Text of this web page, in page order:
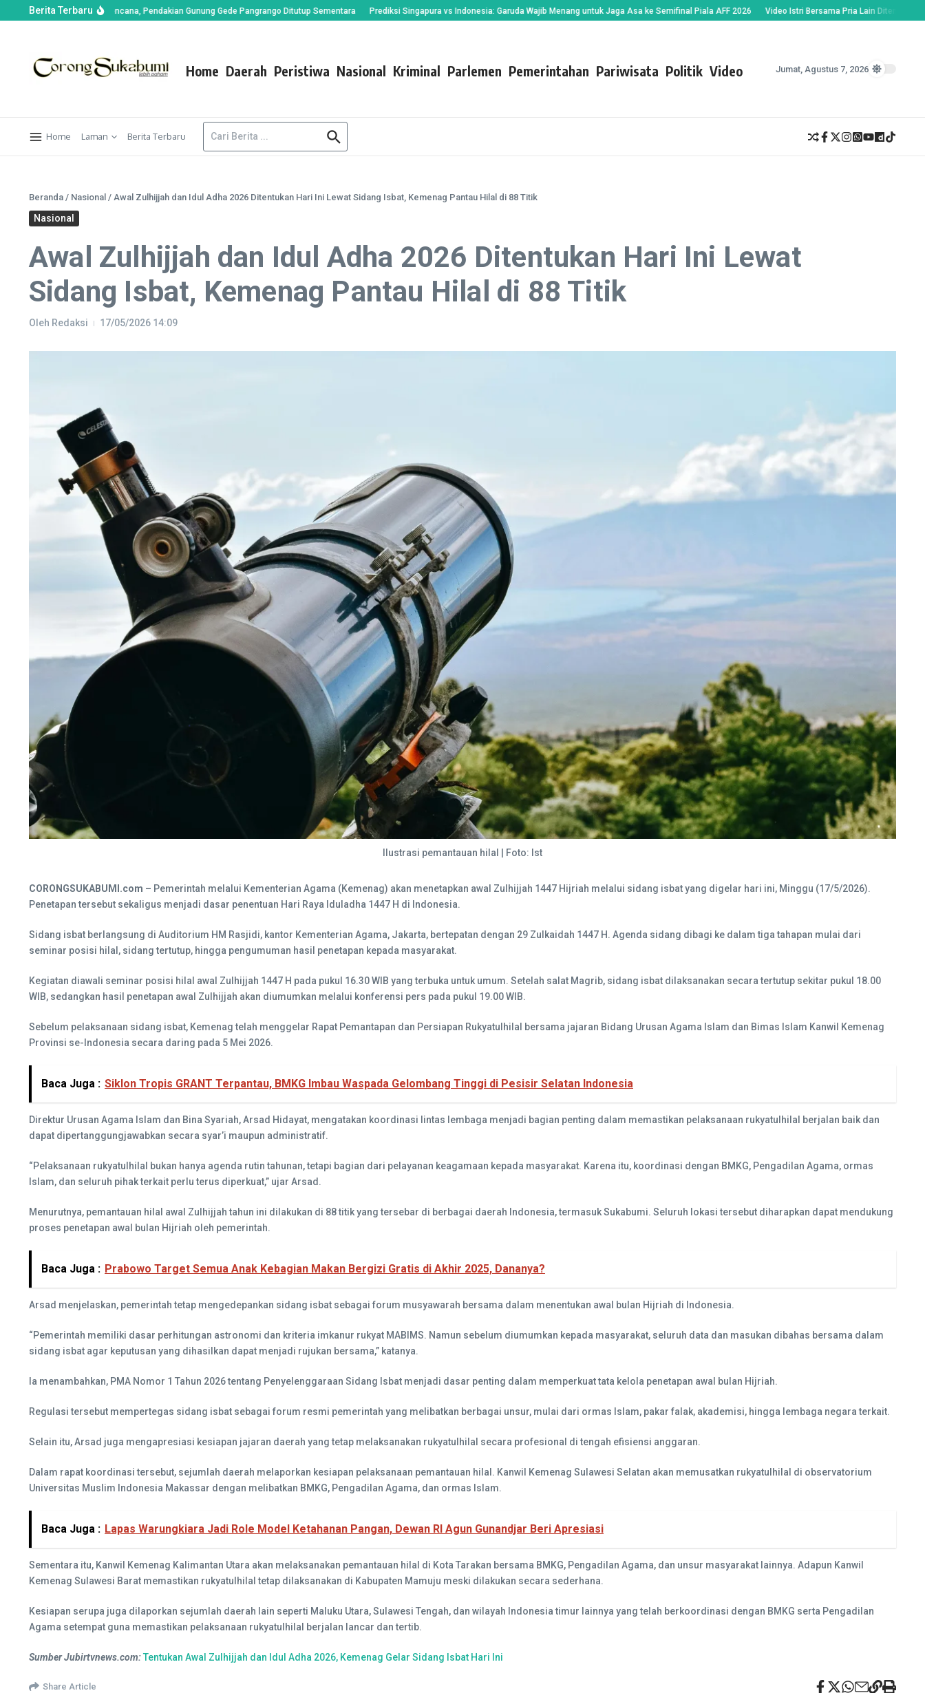
Berita Terbaru
di Alun-alun Suryakencana, Pendakian Gunung Gede Pangrango Ditutup Sementara Prediksi Singapura vs Indonesia: Garuda Wajib Menang untuk Jaga Asa ke Semifinal Piala AFF 2026 Video Istri Bersama Pria Lain Ditemukan Suami,
Home Daerah Peristiwa Nasional Kriminal Parlemen Pemerintahan Pariwisata Politik Video Jumat, Agustus 7, 2026
Home Laman Berita Terbaru
Beranda / Nasional / Awal Zulhijjah dan Idul Adha 2026 Ditentukan Hari Ini Lewat Sidang Isbat, Kemenag Pantau Hilal di 88 Titik
Nasional
Awal Zulhijjah dan Idul Adha 2026 Ditentukan Hari Ini Lewat
Sidang Isbat, Kemenag Pantau Hilal di 88 Titik
Oleh Redaksi 17/05/2026 14:09
Ilustrasi pemantauan hilal | Foto: Ist
CORONGSUKABUMI.com – Pemerintah melalui Kementerian Agama (Kemenag) akan menetapkan awal Zulhijjah 1447 Hijriah melalui sidang isbat yang digelar hari ini, Minggu (17/5/2026).
Penetapan tersebut sekaligus menjadi dasar penentuan Hari Raya Iduladha 1447 H di Indonesia.
Sidang isbat berlangsung di Auditorium HM Rasjidi, kantor Kementerian Agama, Jakarta, bertepatan dengan 29 Zulkaidah 1447 H. Agenda sidang dibagi ke dalam tiga tahapan mulai dari
seminar posisi hilal, sidang tertutup, hingga pengumuman hasil penetapan kepada masyarakat.
Kegiatan diawali seminar posisi hilal awal Zulhijjah 1447 H pada pukul 16.30 WIB yang terbuka untuk umum. Setelah salat Magrib, sidang isbat dilaksanakan secara tertutup sekitar pukul 18.00
WIB, sedangkan hasil penetapan awal Zulhijjah akan diumumkan melalui konferensi pers pada pukul 19.00 WIB.
Sebelum pelaksanaan sidang isbat, Kemenag telah menggelar Rapat Pemantapan dan Persiapan Rukyatulhilal bersama jajaran Bidang Urusan Agama Islam dan Bimas Islam Kanwil Kemenag
Provinsi se-Indonesia secara daring pada 5 Mei 2026.
Baca Juga : Siklon Tropis GRANT Terpantau, BMKG Imbau Waspada Gelombang Tinggi di Pesisir Selatan Indonesia
Direktur Urusan Agama Islam dan Bina Syariah, Arsad Hidayat, mengatakan koordinasi lintas lembaga menjadi bagian penting dalam memastikan pelaksanaan rukyatulhilal berjalan baik dan
dapat dipertanggungjawabkan secara syar’i maupun administratif.
“Pelaksanaan rukyatulhilal bukan hanya agenda rutin tahunan, tetapi bagian dari pelayanan keagamaan kepada masyarakat. Karena itu, koordinasi dengan BMKG, Pengadilan Agama, ormas
Islam, dan seluruh pihak terkait perlu terus diperkuat,” ujar Arsad.
Menurutnya, pemantauan hilal awal Zulhijjah tahun ini dilakukan di 88 titik yang tersebar di berbagai daerah Indonesia, termasuk Sukabumi. Seluruh lokasi tersebut diharapkan dapat mendukung
proses penetapan awal bulan Hijriah oleh pemerintah.
Baca Juga : Prabowo Target Semua Anak Kebagian Makan Bergizi Gratis di Akhir 2025, Dananya?
Arsad menjelaskan, pemerintah tetap mengedepankan sidang isbat sebagai forum musyawarah bersama dalam menentukan awal bulan Hijriah di Indonesia.
“Pemerintah memiliki dasar perhitungan astronomi dan kriteria imkanur rukyat MABIMS. Namun sebelum diumumkan kepada masyarakat, seluruh data dan masukan dibahas bersama dalam
sidang isbat agar keputusan yang dihasilkan dapat menjadi rujukan bersama,” katanya.
Ia menambahkan, PMA Nomor 1 Tahun 2026 tentang Penyelenggaraan Sidang Isbat menjadi dasar penting dalam memperkuat tata kelola penetapan awal bulan Hijriah.
Regulasi tersebut mempertegas sidang isbat sebagai forum resmi pemerintah yang melibatkan berbagai unsur, mulai dari ormas Islam, pakar falak, akademisi, hingga lembaga negara terkait.
Selain itu, Arsad juga mengapresiasi kesiapan jajaran daerah yang tetap melaksanakan rukyatulhilal secara profesional di tengah efisiensi anggaran.
Dalam rapat koordinasi tersebut, sejumlah daerah melaporkan kesiapan pelaksanaan pemantauan hilal. Kanwil Kemenag Sulawesi Selatan akan memusatkan rukyatulhilal di observatorium
Universitas Muslim Indonesia Makassar dengan melibatkan BMKG, Pengadilan Agama, dan ormas Islam.
Baca Juga : Lapas Warungkiara Jadi Role Model Ketahanan Pangan, Dewan RI Agun Gunandjar Beri Apresiasi
Sementara itu, Kanwil Kemenag Kalimantan Utara akan melaksanakan pemantauan hilal di Kota Tarakan bersama BMKG, Pengadilan Agama, dan unsur masyarakat lainnya. Adapun Kanwil
Kemenag Sulawesi Barat memastikan rukyatulhilal tetap dilaksanakan di Kabupaten Mamuju meski dilakukan secara sederhana.
Kesiapan serupa juga dilaporkan sejumlah daerah lain seperti Maluku Utara, Sulawesi Tengah, dan wilayah Indonesia timur lainnya yang telah berkoordinasi dengan BMKG serta Pengadilan
Agama setempat guna memastikan pelaksanaan rukyatulhilal berjalan lancar dan tertib.
Sumber Jubirtvnews.com:Tentukan Awal Zulhijjah dan Idul Adha 2026, Kemenag Gelar Sidang Isbat Hari Ini
Share Article